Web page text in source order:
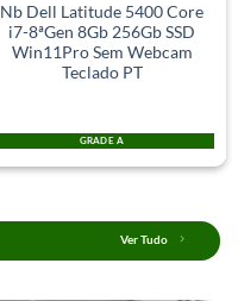
Nb Dell Latitude 5400 Core
i7-8ªGen 8Gb 256Gb SSD
Win11Pro Sem Webcam
Teclado PT
GRADE A
Ver Tudo